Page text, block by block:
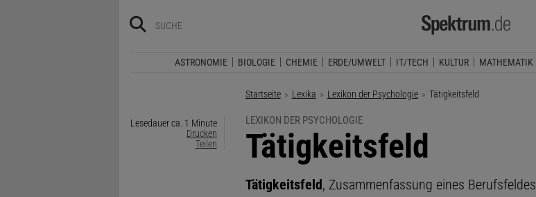
ASTRONOMIE BIOLOGIE CHEMIE ERDE/UMWELT IT/TECH KULTUR MATHEMATIK
Startseite Lexika Lexikon der Psychologie Aktuelle Seite:
Tätigkeitsfeld
Lesedauer ca. 1 Minute
Drucken
Teilen
LEXIKON DER PSYCHOLOGIE
:
Tätigkeitsfeld
Tätigkeitsfeld, Zusammenfassung eines Berufsfeldes